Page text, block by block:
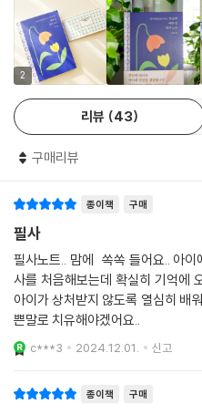
다는 생각으로 매일 필사를 하면
요.”(본문 중에서)
본문에 구성된 ‘부모를 위한 예쁜
는 문제 상황과 아이의 성향별로 어
가 도전 앞에서 망설일 때, 늦잠을
고 못되게 할 때, 자기주장만 할 때,
책 100여 권을 쓰는 작가로 키워낸
《아이에게 들려주는 부모의 예쁜 말
떻게 말하고 있는지 돌아보자. 실제
습관을 바꾸고, 아이에게 필요한 예
양하게 구성되어 있다. 필사하며 마
보고, 아이의 반응은 어땠는지, 오
는 하루가 계속된다면 아이가 살아갈
2
리뷰 43
구매리뷰
종이책 구매
필사
필사노트.. 맘에 쏙쏙 들어요.. 아이
사를 처음해보는데 확실히 기억에
아이가 상처받지 않도록 열심히 배
쁜말로 치유해야겠어요..
c***3 2024.12.01. 신고
종이책 구매